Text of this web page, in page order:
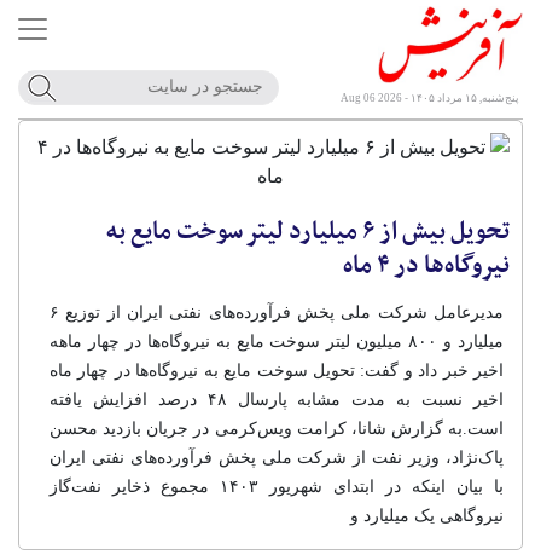
پنج‌شنبه, ۱۵ مرداد ۱۴۰۵ - Aug 06 2026
تحویل بیش از ۶ میلیارد لیتر سوخت مایع به
نیروگاه‌ها در ۴ ماه
مدیرعامل شرکت ملی پخش فرآورده‌های نفتی ایران از توزیع ۶
میلیارد و ۸۰۰ میلیون لیتر سوخت مایع به نیروگاه‌ها در چهار ماهه
اخیر خبر داد و گفت: تحویل سوخت مایع به نیروگاه‌ها در چهار ماه
اخیر نسبت به مدت مشابه پارسال ۴۸ درصد افزایش یافته
است.به گزارش شانا، کرامت ویس‌کرمی در جریان بازدید محسن
پاک‌نژاد، وزیر نفت از شرکت ملی پخش فرآورده‌های نفتی ایران
با بیان اینکه در ابتدای شهریور ۱۴۰۳ مجموع ذخایر نفت‌گاز
نیروگاهی یک میلیارد و